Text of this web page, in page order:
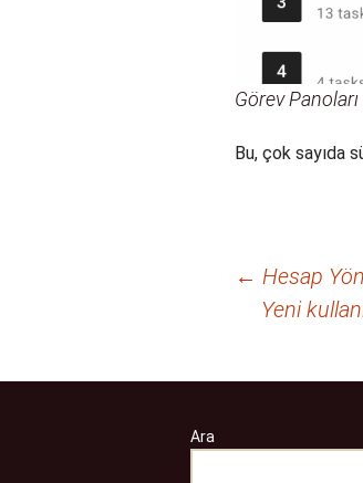
Görev
Bu, çok sayıda
← Hesap
Yeni
Ara